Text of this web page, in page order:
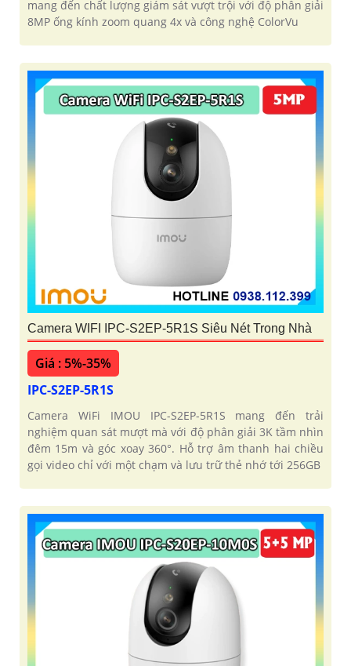
mang đến chất lượng giám sát vượt trội với độ phân giải
8MP ống kính zoom quang 4x và công nghệ ColorVu
Camera WIFI IPC-S2EP-5R1S Siêu Nét Trong Nhà
Giá : 5%-35%
IPC-S2EP-5R1S
Camera WiFi IMOU IPC-S2EP-5R1S mang đến trải
nghiệm quan sát mượt mà với độ phân giải 3K tầm nhìn
đêm 15m và góc xoay 360°. Hỗ trợ âm thanh hai chiều
gọi video chỉ với một chạm và lưu trữ thẻ nhớ tới 256GB